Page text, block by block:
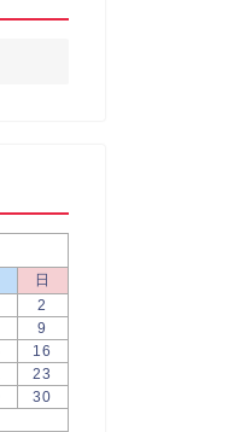
日
2
9
16
23
30